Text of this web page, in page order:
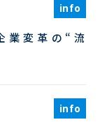
info
変革の“流
info